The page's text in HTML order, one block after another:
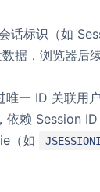
话标识（如
据，浏览器后
一 ID 关联用户
赖 Session ID
（如